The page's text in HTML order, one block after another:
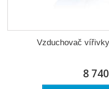
Vzduchovač
8